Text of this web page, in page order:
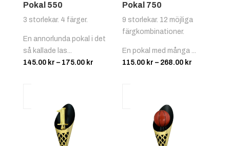
Pokal 550
3 storlekar. 4 färger.
En annorlunda pokal i det
så kallade las...
145.00 kr – 175.00 krPrisintervall:
Pokal 750
9 storlekar. 12 möjliga
färgkombinationer.
En pokal med många ...
115.00 kr – 268.00 kr